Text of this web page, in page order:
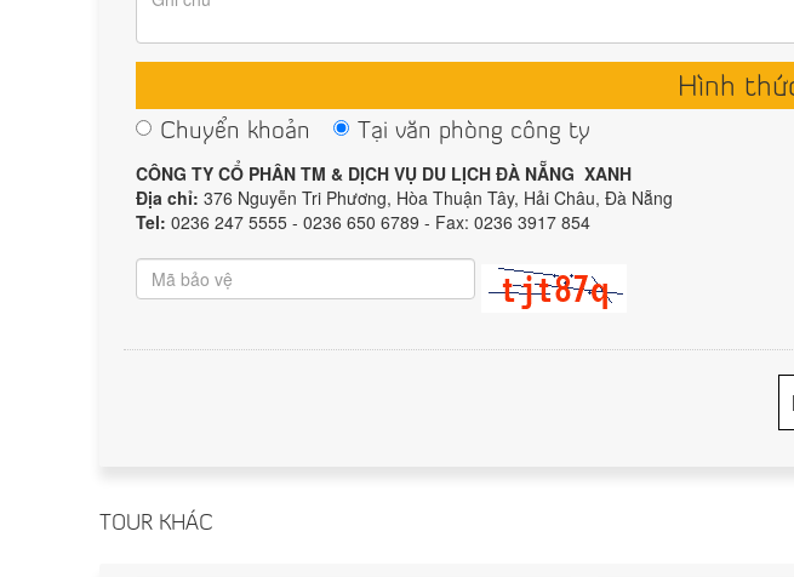
Hình
Chuyển khoản
Tại văn phòng công ty
CÔNG TY CỔ PHÂN TM & DỊCH VỤ DU LỊCH ĐÀ NẴNG XANH
Địa chỉ: 376 Nguyễn Tri Phương, Hòa Thuận Tây, Hải Châu, Đà Nẵng
Tel: 0236 247 5555 - 0236 650 6789 - Fax: 0236 3917 854
TOUR KHÁC